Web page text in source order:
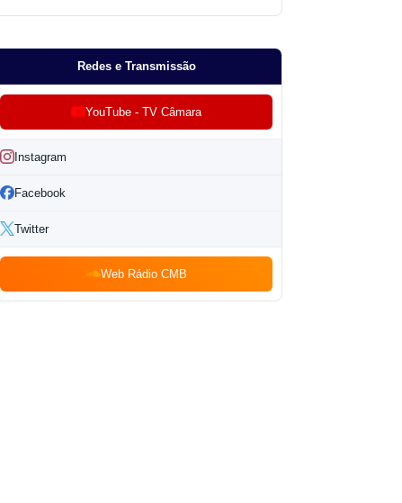
Redes e Transmissão
YouTube - TV Câmara
Instagram
Facebook
Twitter
Web Rádio CMB